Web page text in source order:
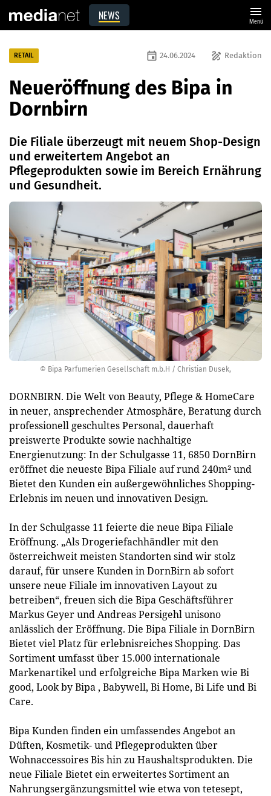
NEWS menu
Menü
© Bipa Parfumerien Gesellschaft m.b.H / Christian Dusek,
RETAIL draw Redaktion
event 24.06.2024
Neueröffnung des Bipa in
Dornbirn
Die Filiale überzeugt mit neuem Shop-Design
und erweitertem Angebot an
Pflegeprodukten sowie im Bereich Ernährung
und Gesundheit.
DORNBIRN. Die Welt von Beauty, Pflege & HomeCare
in neuer, ansprechender Atmosphäre, Beratung durch
professionell geschultes Personal, dauerhaft
preiswerte Produkte sowie nachhaltige
Energienutzung: In der Schulgasse 11, 6850 DornBirn
eröffnet die neueste Bipa Filiale auf rund 240m² und
Bietet den Kunden ein außergewöhnliches Shopping-
Erlebnis im neuen und innovativen Design.
In der Schulgasse 11 feierte die neue Bipa Filiale
Eröffnung. „Als Drogeriefachhändler mit den
österreichweit meisten Standorten sind wir stolz
darauf, für unsere Kunden in DornBirn ab sofort
unsere neue Filiale im innovativen Layout zu
betreiben“, freuen sich die Bipa Geschäftsführer
Markus Geyer und Andreas Persigehl unisono
anlässlich der Eröffnung. Die Bipa Filiale in DornBirn
Bietet viel Platz für erlebnisreiches Shopping. Das
Sortiment umfasst über 15.000 internationale
Markenartikel und erfolgreiche Bipa Marken wie Bi
good, Look by Bipa , Babywell, Bi Home, Bi Life und Bi
Care.
Bipa Kunden finden ein umfassendes Angebot an
Düften, Kosmetik- und Pflegeprodukten über
Wohnaccessoires Bis hin zu Haushaltsprodukten. Die
neue Filiale Bietet ein erweitertes Sortiment an
Nahrungsergänzungsmittel wie etwa von tetesept,